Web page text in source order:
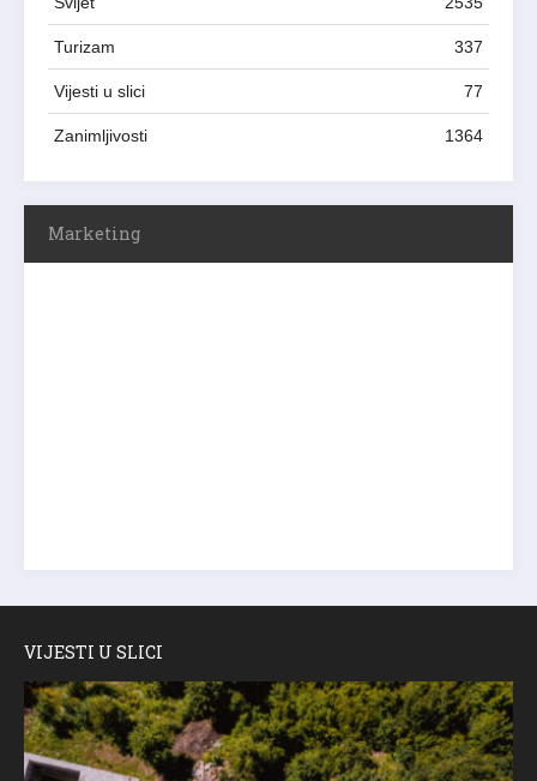
Turizam 337
Vijesti u slici 77
Zanimljivosti 1364
Marketing
VIJESTI U SLICI